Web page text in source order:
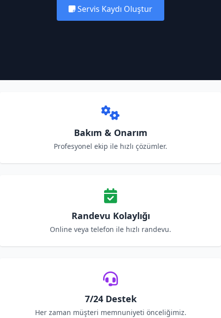
Servis Kaydı Oluştur
Bakım & Onarım
Profesyonel ekip ile hızlı çözümler.
Randevu Kolaylığı
Online veya telefon ile hızlı randevu.
7/24 Destek
Her zaman müşteri memnuniyeti önceliğimiz.